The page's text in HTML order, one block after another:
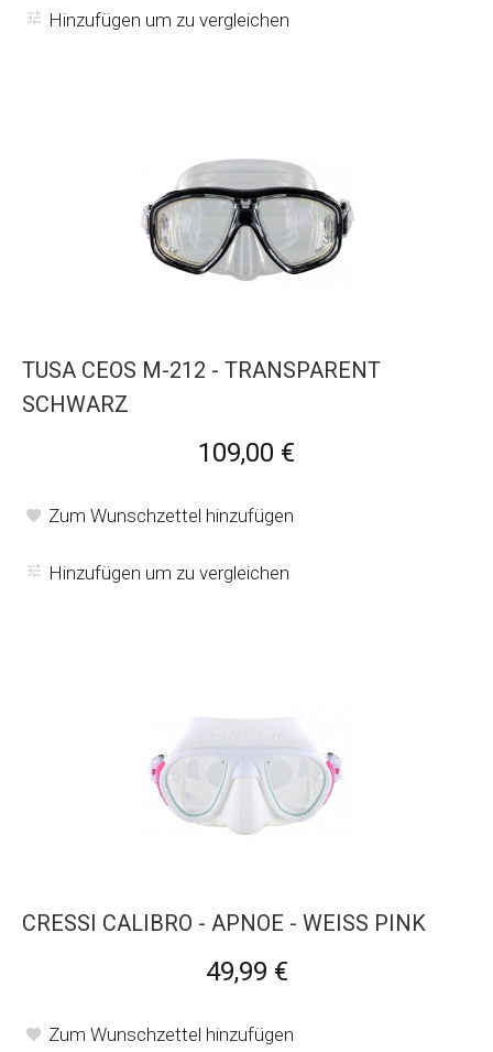
Hinzufügen um zu vergleichen
TUSA CEOS M-212 - TRANSPARENT
SCHWARZ
109,00 €
Zum Wunschzettel hinzufügen
Hinzufügen um zu vergleichen
CRESSI CALIBRO - APNOE - WEISS PINK
49,99 €
Zum Wunschzettel hinzufügen